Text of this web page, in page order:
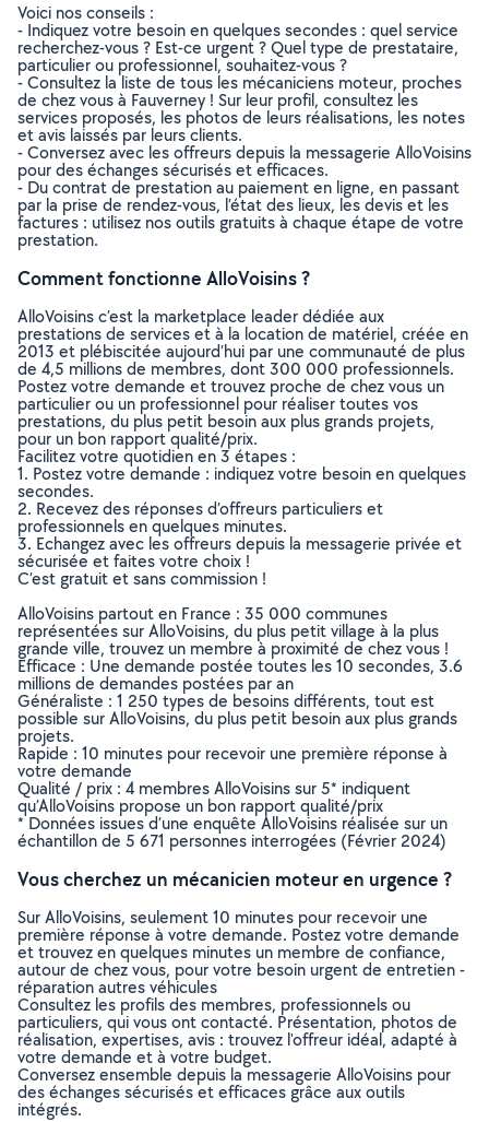
Voici nos conseils :
- Indiquez votre besoin en quelques secondes : quel service
recherchez-vous ? Est-ce urgent ? Quel type de prestataire,
particulier ou professionnel, souhaitez-vous ?
- Consultez la liste de tous les mécaniciens moteur, proches
de chez vous à Fauverney ! Sur leur profil, consultez les
services proposés, les photos de leurs réalisations, les notes
et avis laissés par leurs clients.
- Conversez avec les offreurs depuis la messagerie AlloVoisins
pour des échanges sécurisés et efficaces.
- Du contrat de prestation au paiement en ligne, en passant
par la prise de rendez-vous, l’état des lieux, les devis et les
factures : utilisez nos outils gratuits à chaque étape de votre
prestation.
Comment fonctionne AlloVoisins ?
AlloVoisins c’est la marketplace leader dédiée aux
prestations de services et à la location de matériel, créée en
2013 et plébiscitée aujourd’hui par une communauté de plus
de 4,5 millions de membres, dont 300 000 professionnels.
Postez votre demande et trouvez proche de chez vous un
particulier ou un professionnel pour réaliser toutes vos
prestations, du plus petit besoin aux plus grands projets,
pour un bon rapport qualité/prix.
Facilitez votre quotidien en 3 étapes :
1. Postez votre demande : indiquez votre besoin en quelques
secondes.
2. Recevez des réponses d’offreurs particuliers et
professionnels en quelques minutes.
3. Echangez avec les offreurs depuis la messagerie privée et
sécurisée et faites votre choix !
C’est gratuit et sans commission !
AlloVoisins partout en France : 35 000 communes
représentées sur AlloVoisins, du plus petit village à la plus
grande ville, trouvez un membre à proximité de chez vous !
Efficace : Une demande postée toutes les 10 secondes, 3.6
millions de demandes postées par an
Généraliste : 1 250 types de besoins différents, tout est
possible sur AlloVoisins, du plus petit besoin aux plus grands
projets.
Rapide : 10 minutes pour recevoir une première réponse à
votre demande
Qualité / prix : 4 membres AlloVoisins sur 5* indiquent
qu’AlloVoisins propose un bon rapport qualité/prix
* Données issues d’une enquête AlloVoisins réalisée sur un
échantillon de 5 671 personnes interrogées (Février 2024)
Vous cherchez un mécanicien moteur en urgence ?
Sur AlloVoisins, seulement 10 minutes pour recevoir une
première réponse à votre demande. Postez votre demande
et trouvez en quelques minutes un membre de confiance,
autour de chez vous, pour votre besoin urgent de entretien -
réparation autres véhicules
Consultez les profils des membres, professionnels ou
particuliers, qui vous ont contacté. Présentation, photos de
réalisation, expertises, avis : trouvez l'offreur idéal, adapté à
votre demande et à votre budget.
Conversez ensemble depuis la messagerie AlloVoisins pour
des échanges sécurisés et efficaces grâce aux outils
intégrés.